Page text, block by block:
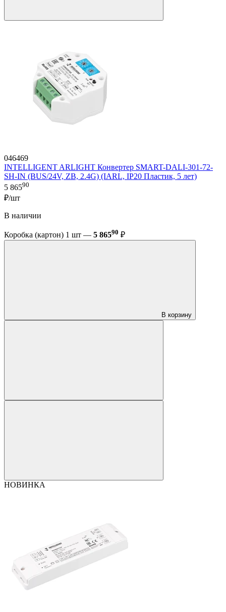
046469
INTELLIGENT ARLIGHT Конвертер SMART-DALI-301-72-
SH-IN (BUS/24V, ZB, 2.4G) (IARL, IP20 Пластик, 5 лет)
5 86590
₽/шт
В наличии
Коробка (картон) 1 шт — 5 86590 ₽
В корзину
НОВИНКА